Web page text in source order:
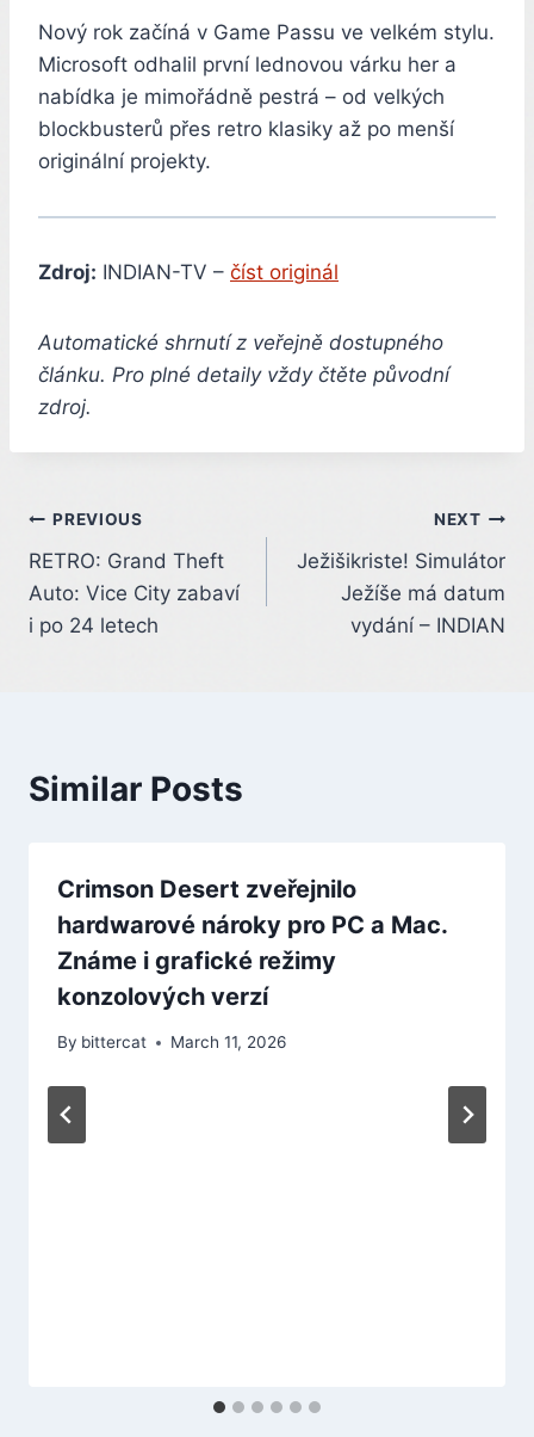
Nový rok začíná v Game Passu ve velkém stylu.
Microsoft odhalil první lednovou várku her a
nabídka je mimořádně pestrá – od velkých
blockbusterů přes retro klasiky až po menší
originální projekty.
Zdroj: INDIAN-TV – číst originál
Automatické shrnutí z veřejně dostupného
článku. Pro plné detaily vždy čtěte původní
zdroj.
Post
navigation
PREVIOUS
RETRO: Grand Theft
Auto: Vice City zabaví
i po 24 letech
NEXT
Ježišikriste! Simulátor
Ježíše má datum
vydání – INDIAN
Similar Posts
Crimson Desert zveřejnilo
hardwarové nároky pro PC a Mac.
Známe i grafické režimy
konzolových verzí
By bittercat March 11, 2026